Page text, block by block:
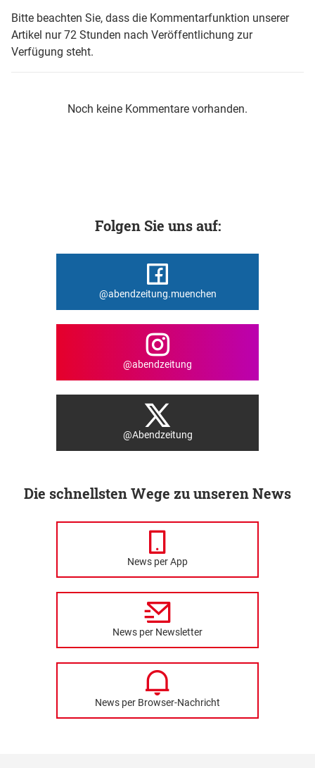
Bitte beachten Sie, dass die Kommentarfunktion unserer
Artikel nur 72 Stunden nach Veröffentlichung zur
Verfügung steht.
Noch keine Kommentare vorhanden.
Folgen Sie uns auf:
@abendzeitung.muenchen
@abendzeitung
@Abendzeitung
Die schnellsten Wege zu unseren News
News per App
News per Newsletter
News per Browser-Nachricht